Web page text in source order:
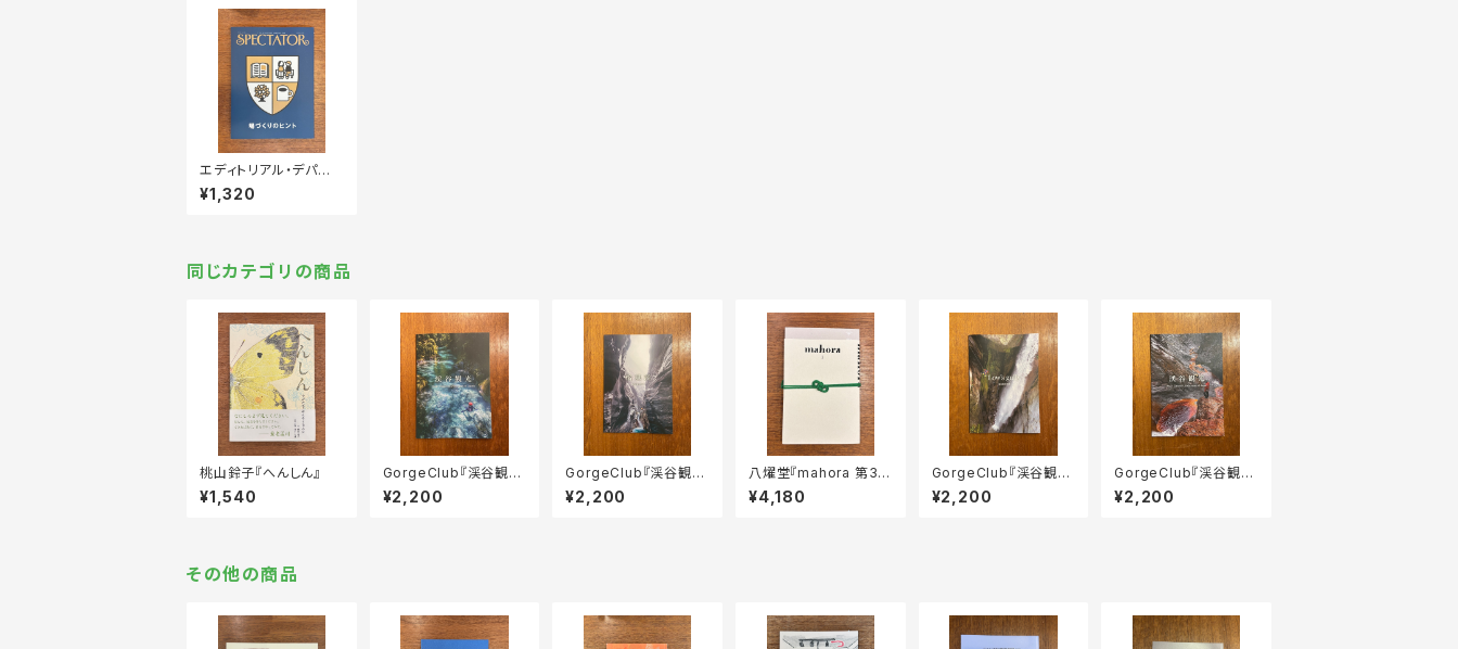
エディトリアル・デパート
メント『スペクテイター
Vol.56「場づくりのヒン
¥1,320
同じカテゴリの商品
桃山鈴子『へんしん』
¥1,540
GorgeClub『渓谷観光
Vol.2』
¥2,200
GorgeClub『渓谷観光
別冊 恰堪溪』
¥2,200
八燿堂『mahora 第3
号』
¥4,180
GorgeClub『渓谷観光
別冊 Low's gully』
¥2,200
GorgeClub『渓谷観光
Vol.3』
¥2,200
その他の商品